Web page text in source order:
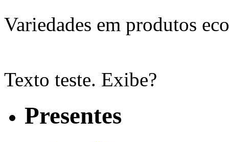
Variedades em produtos
Texto teste. Exibe?
Presentes